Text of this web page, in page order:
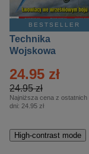
BESTSELLER
Technika
Wojskowa
– 2/2026
24.95 zł
24.95 zł
Najniższa cena z ostatnich
dni: 24.95 zł
High-contrast mode